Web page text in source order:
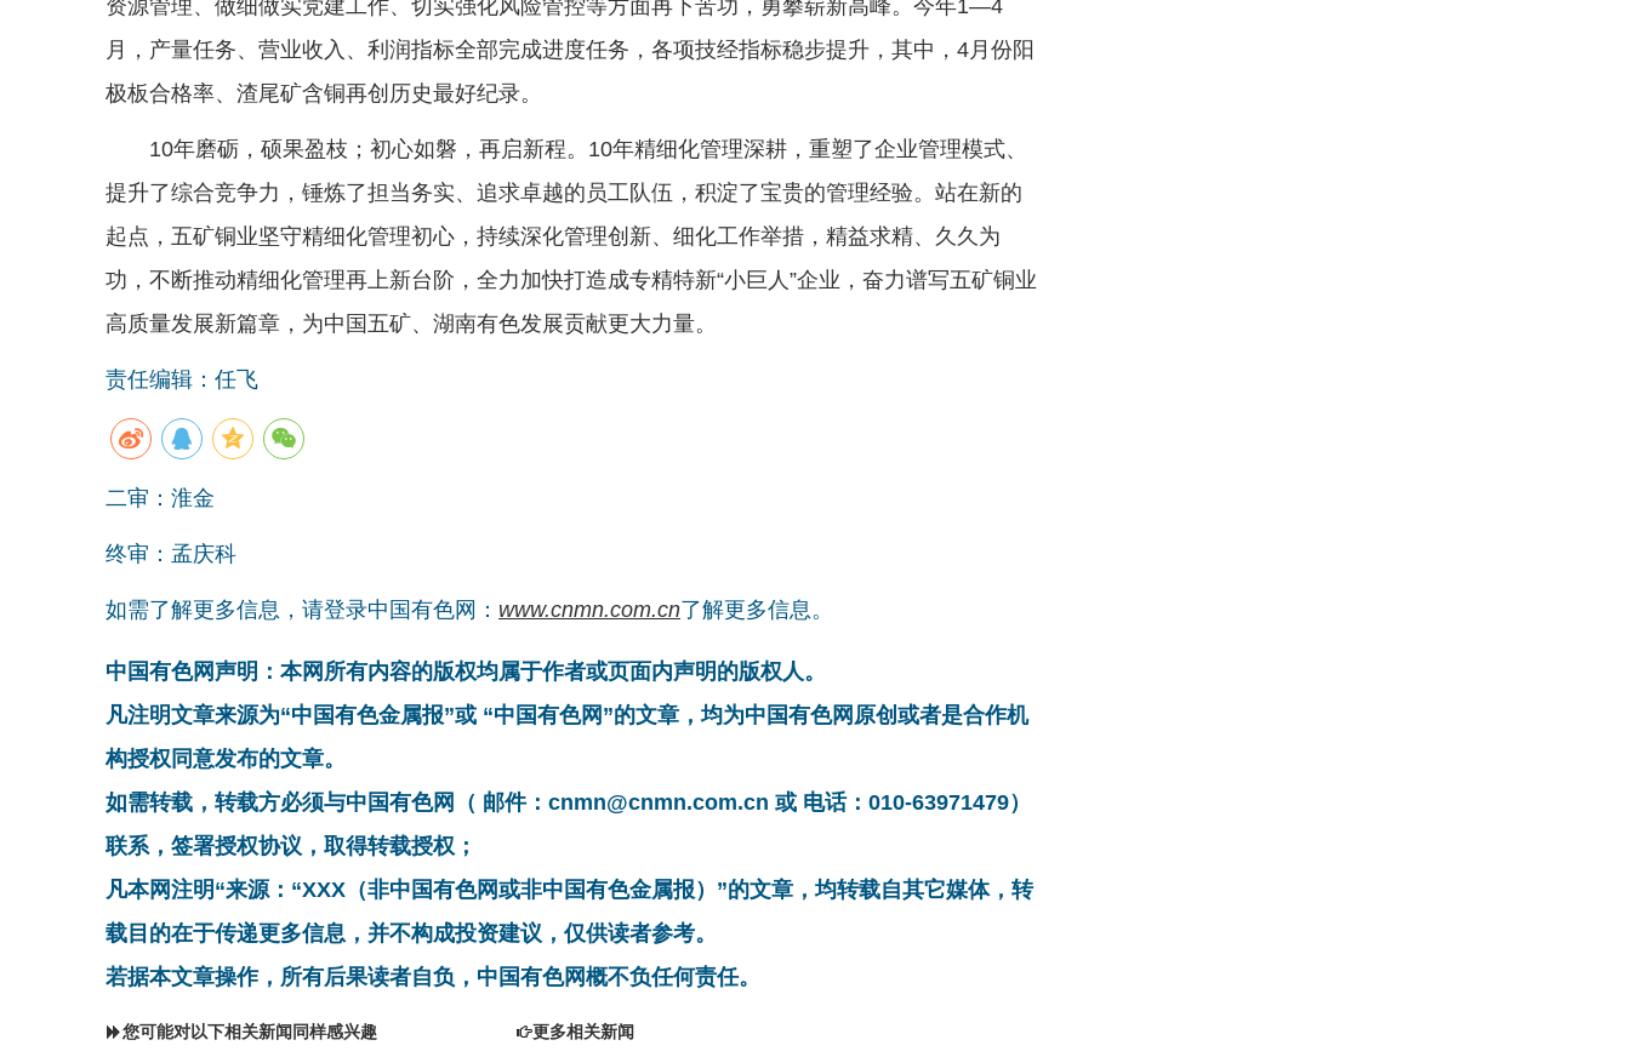
资源管理、做细做实党建工作、切实强化风险管控等方面再下苦功，勇攀崭新高峰。今年1—4
月，产量任务、营业收入、利润指标全部完成进度任务，各项技经指标稳步提升，其中，4月份阳
极板合格率、渣尾矿含铜再创历史最好纪录。
10年磨砺，硕果盈枝；初心如磐，再启新程。10年精细化管理深耕，重塑了企业管理模式、
提升了综合竞争力，锤炼了担当务实、追求卓越的员工队伍，积淀了宝贵的管理经验。站在新的
起点，五矿铜业坚守精细化管理初心，持续深化管理创新、细化工作举措，精益求精、久久为
功，不断推动精细化管理再上新台阶，全力加快打造成专精特新“小巨人”企业，奋力谱写五矿铜业
高质量发展新篇章，为中国五矿、湖南有色发展贡献更大力量。
责任编辑：任飞
二审：淮金
终审：孟庆科
如需了解更多信息，请登录中国有色网： www.cnmn.com.cn了解更多信息。
中国有色网声明：本网所有内容的版权均属于作者或页面内声明的版权人。
凡注明文章来源为“中国有色金属报”或 “中国有色网”的文章，均为中国有色网原创或者是合作机
构授权同意发布的文章。
如需转载，转载方必须与中国有色网（ 邮件：cnmn@cnmn.com.cn 或 电话：010-63971479）
联系，签署授权协议，取得转载授权；
凡本网注明“来源：“XXX（非中国有色网或非中国有色金属报）”的文章，均转载自其它媒体，转
载目的在于传递更多信息，并不构成投资建议，仅供读者参考。
若据本文章操作，所有后果读者自负，中国有色网概不负任何责任。
您可能对以下相关新闻同样感兴趣 更多相关新闻